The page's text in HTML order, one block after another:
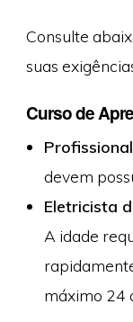
Consulte
suas
Curso de
devem
Eletricista
A idade
máximo 24